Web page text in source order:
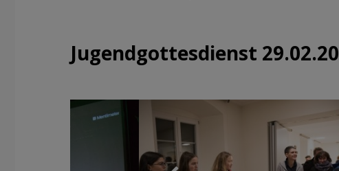
Jugendgottesdienst 29.02.20